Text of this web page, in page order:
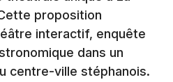
proposition
interactif, enquête
dans un
centre-ville stéphanois.